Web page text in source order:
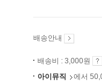
배송안내
배송비 : 3,000원
아이뮤직
에서